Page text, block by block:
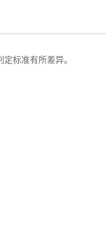
标准有所差异。